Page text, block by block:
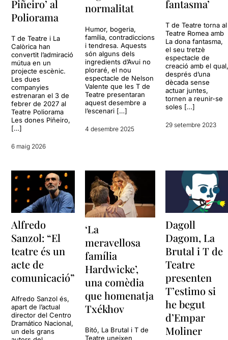
Piñeiro’ al
Poliorama
T de Teatre i La
Calòrica han
convertit l’admiració
mútua en un
projecte escènic.
Les dues
companyies
estrenaran el 3 de
febrer de 2027 al
Teatre Poliorama
Les dones Piñeiro,
[…]
6 maig 2026
normalitat
Humor, bogeria,
família, contradiccions
i tendresa. Aquests
són alguns dels
ingredients d’Avui no
ploraré, el nou
espectacle de Nelson
Valente que les T de
Teatre presentaran
aquest desembre a
l’escenari […]
4 desembre 2025
fantasma’
T de Teatre torna al
Teatre Romea amb
La dona fantasma,
el seu tretzè
espectacle de
creació amb el
després d’una
dècada sense
actuar juntes,
tornen a reunir-se
soles […]
29 setembre 2023
Alfredo
Sanzol: “El
teatre és un
acte de
comunicació”
Alfredo Sanzol és,
apart de l’actual
director del Centro
Dramático Nacional,
un dels grans
‘La
meravellosa
família
Hardwicke’,
una comèdia
que homenatja
Txékhov
Bitó, La Brutal i T de
Teatre uneixen
Dagoll
Dagom, La
Brutal i T de
Teatre
presenten
T’estimo si
he begut
d’Empar
Moliner